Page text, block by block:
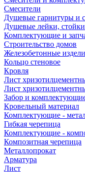
Смесители
Душевые гарнитуры и
Душевые лейки,
Комплектующие и
Строительство домов
Железобетонные
Кольцо стеновое
Кровля
Лист
Лист
Забор и
Кровельный материал
Комплектующие -
Гибкая черепица
Комплектующие -
Композитная черепица
Металлопрокат
Арматура
Лист